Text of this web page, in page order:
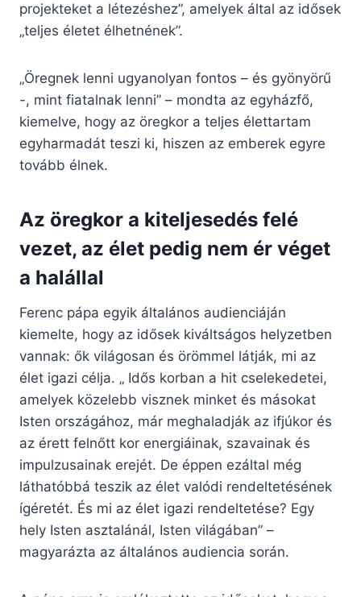
projekteket a létezéshez”, amelyek által az idősek
„teljes életet élhetnének”.
„Öregnek lenni ugyanolyan fontos – és gyönyörű
-, mint fiatalnak lenni” – mondta az egyházfő,
kiemelve, hogy az öregkor a teljes élettartam
egyharmadát teszi ki, hiszen az emberek egyre
tovább élnek.
Az öregkor a kiteljesedés felé
vezet, az élet pedig nem ér véget
a halállal
Ferenc pápa egyik általános audienciáján
kiemelte, hogy az idősek kiváltságos helyzetben
vannak: ők világosan és örömmel látják, mi az
élet igazi célja. „ Idős korban a hit cselekedetei,
amelyek közelebb visznek minket és másokat
Isten országához, már meghaladják az ifjúkor és
az érett felnőtt kor energiáinak, szavainak és
impulzusainak erejét. De éppen ezáltal még
láthatóbbá teszik az élet valódi rendeltetésének
ígéretét. És mi az élet igazi rendeltetése? Egy
hely Isten asztalánál, Isten világában” –
magyarázta az általános audiencia során.